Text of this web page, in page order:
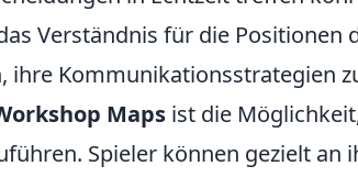
Verständnis für die Positionen
ihre Kommunikationsstrategien
Maps ist die
Spieler können gezielt an